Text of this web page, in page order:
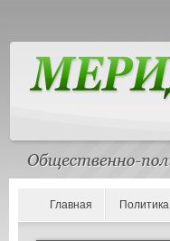
Главная Политика